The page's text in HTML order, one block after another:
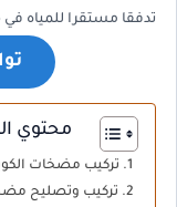
تدفقا مستقرا للمياه
محتوي
تركيب مضخات
تركيب وتصليح